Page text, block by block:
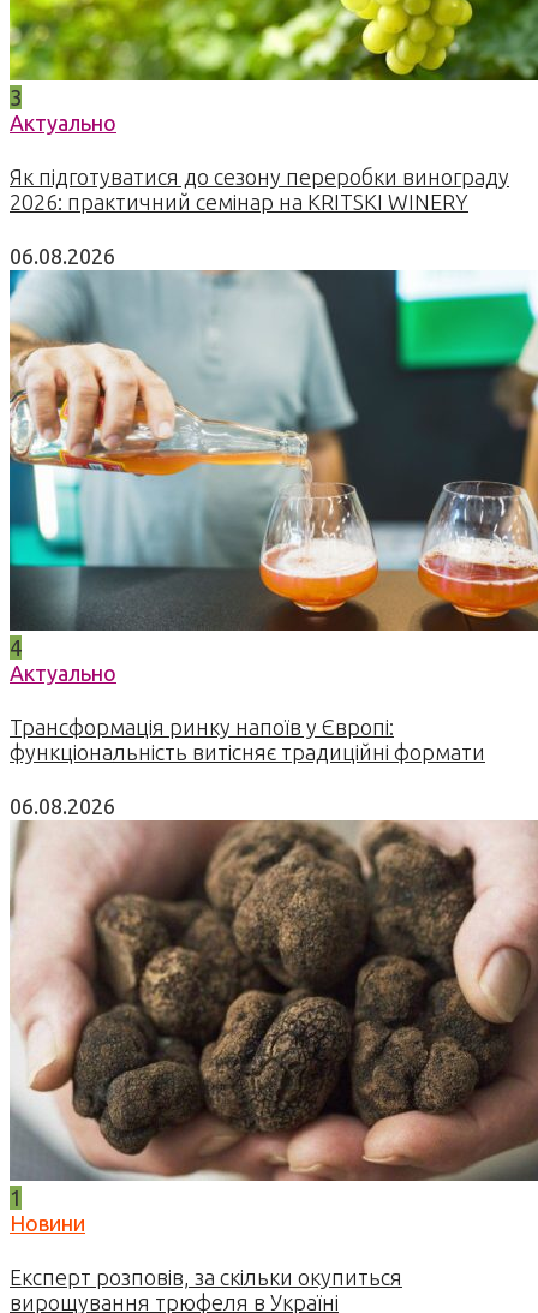
3
Актуально
Як підготуватися до сезону переробки винограду
2026: практичний семінар на KRITSKI WINERY
06.08.2026
4
Актуально
Трансформація ринку напоїв у Європі:
функціональність витісняє традиційні формати
06.08.2026
1
Новини
Експерт розповів, за скільки окупиться
вирощування трюфеля в Україні